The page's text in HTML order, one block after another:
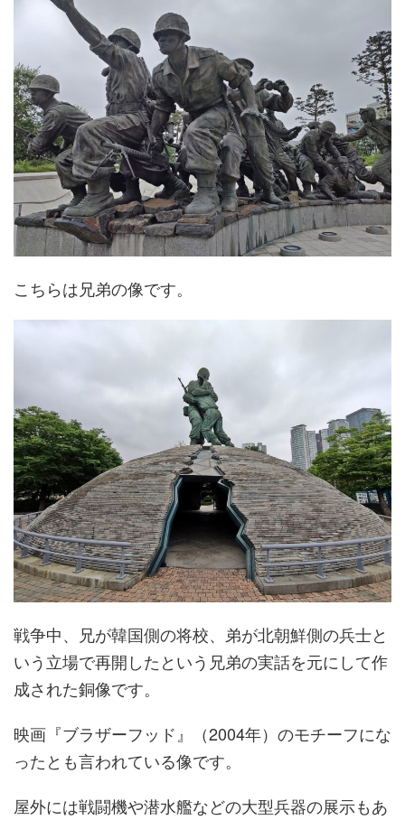
こちらは兄弟の像です。
戦争中、兄が韓国側の将校、弟が北朝鮮側の兵士と
いう立場で再開したという兄弟の実話を元にして作
成された銅像です。
映画『ブラザーフッド』（2004年）のモチーフにな
ったとも言われている像です。
屋外には戦闘機や潜水艦などの大型兵器の展示もあ